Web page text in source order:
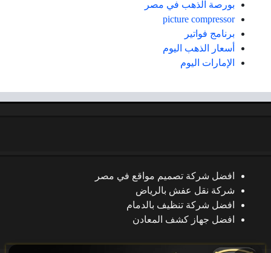
بورصة الذهب في مصر
picture compressor
برنامج فواتير
أسعار الذهب اليوم
الإمارات اليوم
افضل شركة تصميم مواقع في مصر
شركة نقل عفش بالرياض
افضل شركة تنظيف بالدمام
افضل جهاز كشف المعادن